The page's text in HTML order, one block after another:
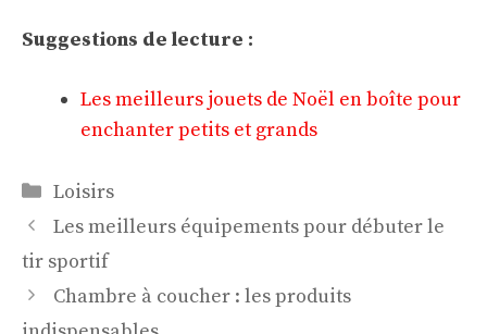
Suggestions de lecture :
Les meilleurs jouets de Noël en boîte pour
enchanter petits et grands
Catégories
Loisirs
Les meilleurs équipements pour débuter le
tir sportif
Chambre à coucher : les produits